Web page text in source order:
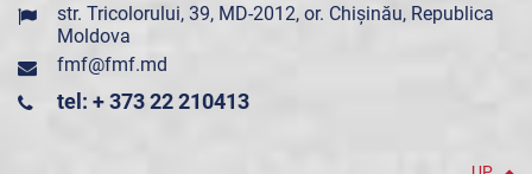
str. Tricolorului, 39, MD-2012, or. Chișinău, Republica
Moldova
fmf@fmf.md
tel: + 373 22 210413